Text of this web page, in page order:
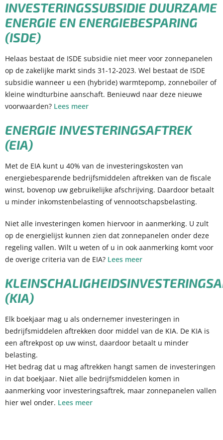
INVESTERINGSSUBSIDIE DUURZAME
ENERGIE EN ENERGIEBESPARING
(ISDE)
Helaas bestaat de ISDE subsidie niet meer voor zonnepanelen
op de zakelijke markt sinds 31-12-2023. Wel bestaat de ISDE
subsidie wanneer u een (hybride) warmtepomp, zonneboiler of
kleine windturbine aanschaft. Benieuwd naar deze nieuwe
voorwaarden? Lees meer
ENERGIE INVESTERINGSAFTREK
(EIA)
Met de EIA kunt u 40% van de investeringskosten van
energiebesparende bedrijfsmiddelen aftrekken van de fiscale
winst, bovenop uw gebruikelijke afschrijving. Daardoor betaalt
u minder inkomstenbelasting of vennootschapsbelasting.
Niet alle investeringen komen hiervoor in aanmerking. U zult
op de energielijst kunnen zien dat zonnepanelen onder deze
regeling vallen. Wilt u weten of u in ook aanmerking komt voor
de overige criteria van de EIA? Lees meer
(KIA)
Elk boekjaar mag u als ondernemer investeringen in
bedrijfsmiddelen aftrekken door middel van de KIA. De KIA is
een aftrekpost op uw winst, daardoor betaalt u minder
belasting.
Het bedrag dat u mag aftrekken hangt samen de investeringen
in dat boekjaar. Niet alle bedrijfsmiddelen komen in
aanmerking voor investeringsaftrek, maar zonnepanelen vallen
hier wel onder. Lees meer